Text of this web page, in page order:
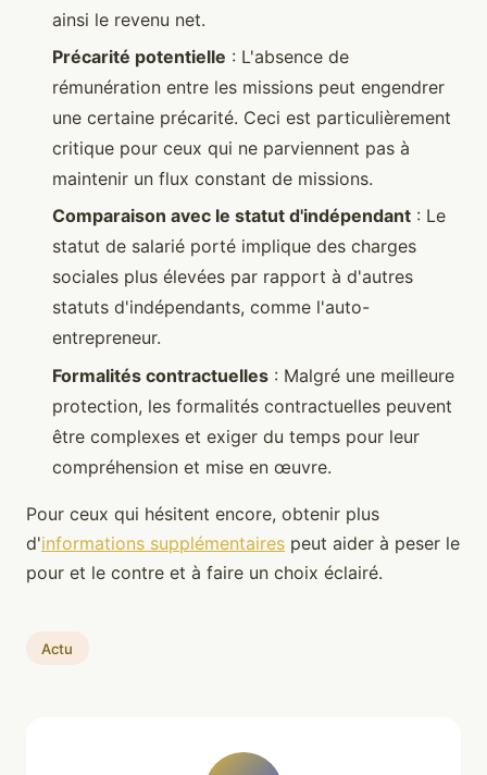
ainsi le revenu net.
Précarité potentielle : L'absence de
rémunération entre les missions peut engendrer
une certaine précarité. Ceci est particulièrement
critique pour ceux qui ne parviennent pas à
maintenir un flux constant de missions.
Comparaison avec le statut d'indépendant : Le
statut de salarié porté implique des charges
sociales plus élevées par rapport à d'autres
statuts d'indépendants, comme l'auto-
entrepreneur.
Formalités contractuelles : Malgré une meilleure
protection, les formalités contractuelles peuvent
être complexes et exiger du temps pour leur
compréhension et mise en œuvre.
Pour ceux qui hésitent encore, obtenir plus
d'informations supplémentaires peut aider à peser le
pour et le contre et à faire un choix éclairé.
Actu